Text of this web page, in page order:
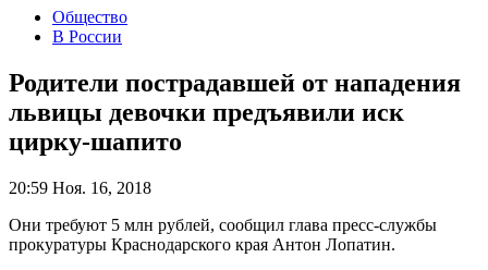
Общество
В России
Родители пострадавшей от нападения
львицы девочки предъявили иск
цирку-шапито
20:59 Ноя. 16, 2018
Они требуют 5 млн рублей, сообщил глава пресс-службы
прокуратуры Краснодарского края Антон Лопатин.